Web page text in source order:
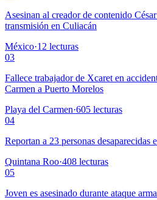
Asesinan al creador de contenido
transmisión en Culiacán
México·12 lecturas
03
Fallece trabajador de Xcaret en
Carmen a Puerto Morelos
Playa del Carmen·605 lecturas
04
Reportan a 23 personas desaparecidas
Quintana Roo·408 lecturas
05
Joven es asesinado durante ataque